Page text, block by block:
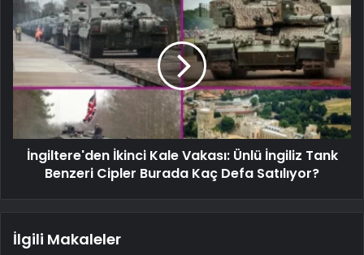
İngiltere'den İkinci Kale Vakası: Ünlü İngiliz Tank
Benzeri Cipler Burada Kaç Defa Satılıyor?
İlgili Makaleler